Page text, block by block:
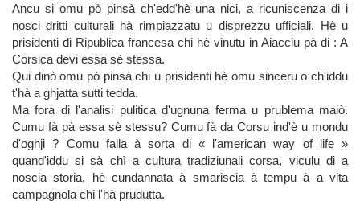
Ancu si omu pò pinsà ch'edd'hè una nici, a ricuniscenza di i
nosci dritti culturali hà rimpiazzatu u disprezzu ufficiali. Hè u
prisidenti di Ripublica francesa chi hè vinutu in Aiacciu pà di : A
Corsica devi essa sè stessa.
Qui dinò omu pò pinsà chi u prisidenti hè omu sinceru o ch'iddu
t'hà a ghjatta sutti tedda.
Ma fora di l'analisi pulitica d'ugnuna ferma u prublema maiò.
Cumu fà pà essa sè stessu? Cumu fà da Corsu ind'è u mondu
d'oghji ? Comu falla à sorta di « l'american way of life »
quand'iddu si sà chì a cultura tradiziunali corsa, viculu di a
noscia storia, hè cundannata à smariscia à tempu à a vita
campagnola chi l'hà prudutta.